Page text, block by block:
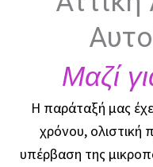
Μαζί
Η παράταξή μας
χρόνου, ολιστική
υπέρβαση της